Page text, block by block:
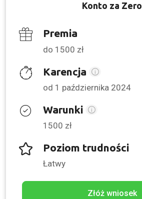
Konto za Zero
Premia
do 1500 zł
Karencja
od 1 października 2024
Warunki
1500 zł
Poziom trudności
Łatwy
Złóż wniosek